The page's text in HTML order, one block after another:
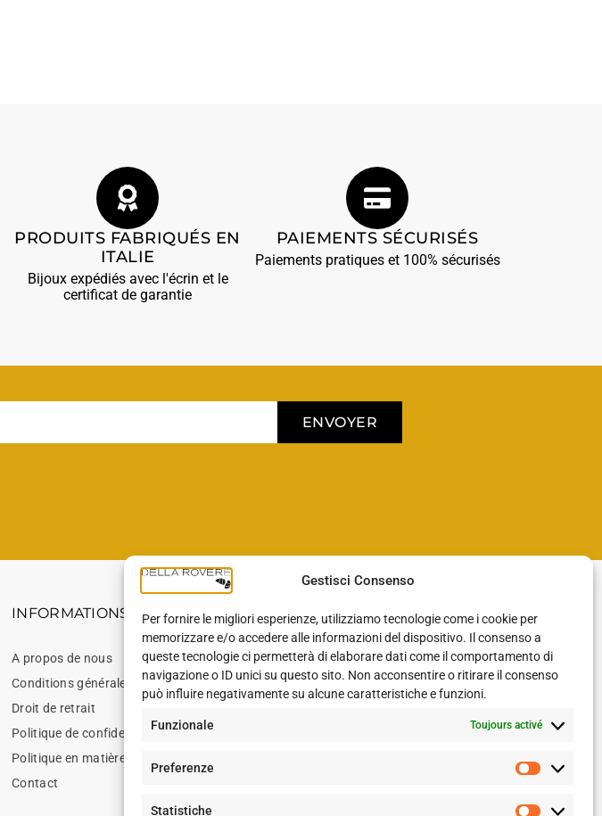
Gestisci Consenso
Per fornire le migliori esperienze, utilizziamo tecnologie come i cookie per
memorizzare e/o accedere alle informazioni del dispositivo. Il consenso a
queste tecnologie ci permetterà di elaborare dati come il comportamento di
navigazione o ID unici su questo sito. Non acconsentire o ritirare il consenso
può influire negativamente su alcune caratteristiche e funzioni.
Funzionale Toujours activé
Preferenze
Statistiche
PRODUITS FABRIQUÉS EN
ITALIE
Bijoux expédiés avec l'écrin et le
certificat de garantie
PAIEMENTS SÉCURISÉS
Paiements pratiques et 100% sécurisés
ENVOYER
INFORMATIONS
A propos de nous
Conditions générales de vente
Droit de retrait
Politique de confidentialité
Politique en matière de cookies
Contact
BLOG
Blog